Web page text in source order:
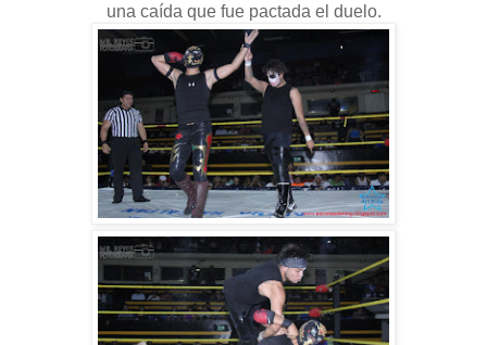
una caída que fue pactada el duelo.